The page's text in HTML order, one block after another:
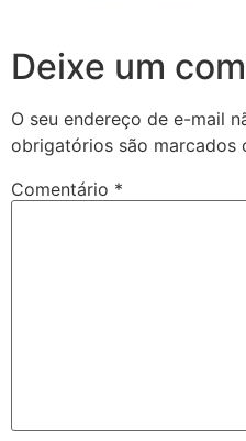
Deixe um
O seu endereço de e-mail
obrigatórios são marcados
Comentário *